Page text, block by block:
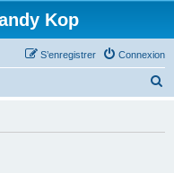
Kop
Connexion
S’enregistrer